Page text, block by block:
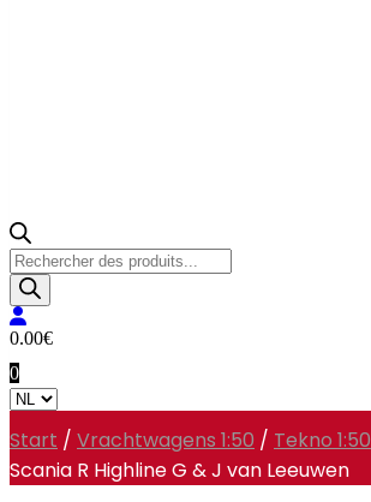
Producten
zoeken
0.00€
0
Start / Vrachtwagens 1:50 / Tekno 1:50
Scania R Highline G & J van Leeuwen